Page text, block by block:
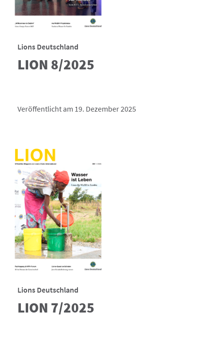
Lions Deutschland
LION 8/2025
Veröffentlicht am 19. Dezember 2025
Lions Deutschland
LION 7/2025